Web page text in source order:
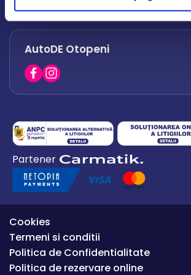
office.afumati@autode.ro
0730 063 852
0730 063 851
AutoDE Otopeni
0754 649 360
office.premium@autode.ro
Partener
Cookies
Termeni si conditii
Politica de Confidentialitate
Politica de rezervare online